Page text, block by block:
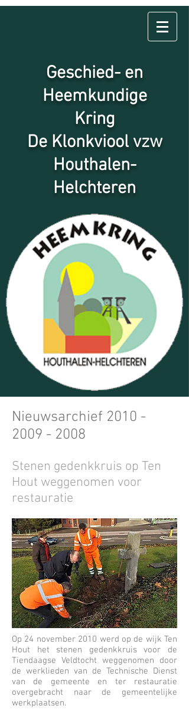
Geschied- en
Heemkundige
Kring
De Klonkviool vzw
Houthalen-
Helchteren
Nieuwsarchief 2010 -
2009 - 2008
Stenen gedenkkruis op Ten
Hout weggenomen voor
restauratie
Op 24 november 2010 werd op de wijk Ten
Hout het stenen gedenkkruis voor de
Tiendaagse Veldtocht weggenomen door
de werklieden van de Technische Dienst
van de gemeente en ter restauratie
overgebracht naar de gemeentelijke
werkplaatsen.